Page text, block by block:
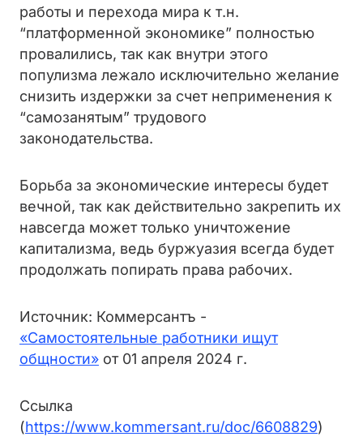
работы и перехода мира к т.н.
“платформенной экономике” полностью
провалились, так как внутри этого
популизма лежало исключительно желание
снизить издержки за счет неприменения к
“самозанятым” трудового
законодательства.
Борьба за экономические интересы будет
вечной, так как действительно закрепить их
навсегда может только уничтожение
капитализма, ведь буржуазия всегда будет
продолжать попирать права рабочих.
Источник: Коммерсантъ -
«Самостоятельные работники ищут
общности» от 01 апреля 2024 г.
Ссылка
(https://www.kommersant.ru/doc/6608829)